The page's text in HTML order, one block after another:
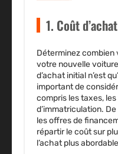
1. Coût
Déterminez combien
votre nouvelle
d’achat initial n’est
important de
compris les taxes,
d’immatriculation.
les offres de
répartir le coût sur
l’achat plus